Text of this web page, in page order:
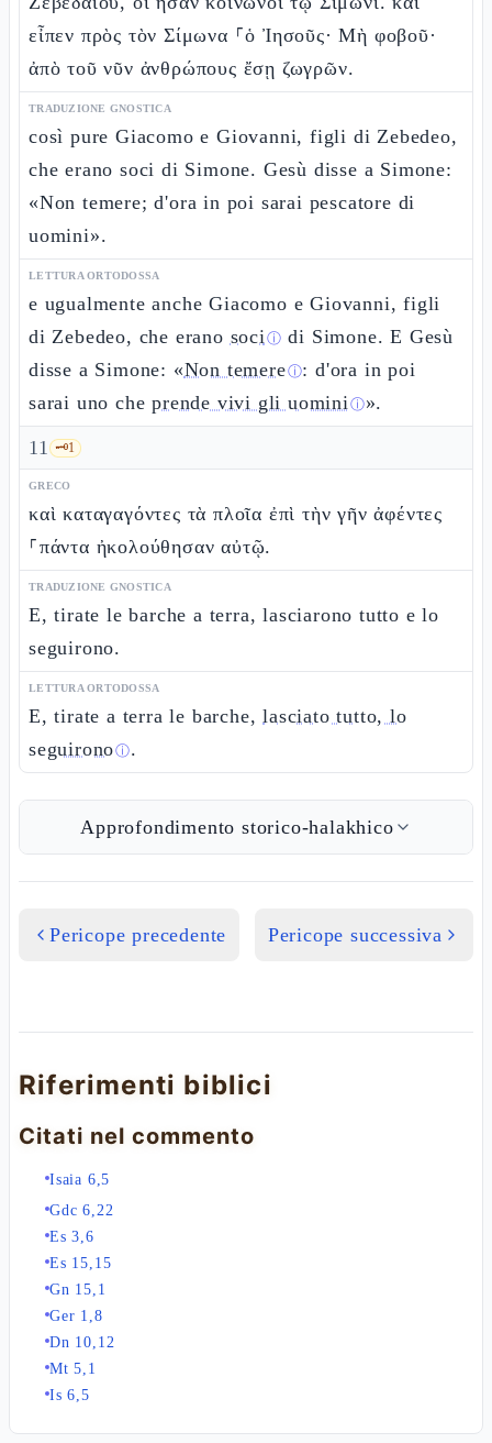
εἶπεν πρὸς τὸν Σίμωνα ⸀ὁ Ἰησοῦς· Μὴ φοβοῦ·
ἀπὸ τοῦ νῦν ἀνθρώπους ἔσῃ ζωγρῶν.
TRADUZIONE GNOSTICA
così pure Giacomo e Giovanni, figli di Zebedeo,
che erano soci di Simone. Gesù disse a Simone:
«Non temere; d'ora in poi sarai pescatore di
uomini».
LETTURA ORTODOSSA
e ugualmente anche Giacomo e Giovanni, figli
di Zebedeo, che erano sociⓘ di Simone. E Gesù
disse a Simone: «Non temereⓘ: d'ora in poi
sarai uno cheprende vivi gli uominiⓘ».
11 🗝️1
GRECO
καὶ καταγαγόντες τὰ πλοῖα ἐπὶ τὴν γῆν ἀφέντες
⸀πάντα ἠκολούθησαν αὐτῷ.
TRADUZIONE GNOSTICA
E, tirate le barche a terra, lasciarono tutto e lo
seguirono.
LETTURA ORTODOSSA
E, tirate a terra le barche,lasciato tutto, lo
seguironoⓘ.
Approfondimento storico-halakhico
Pericope precedente Pericope successiva
Riferimenti biblici
Citati nel commento
Isaia 6,5
Gdc 6,22
Es 3,6
Es 15,15
Gn 15,1
Ger 1,8
Dn 10,12
Mt 5,1
Is 6,5